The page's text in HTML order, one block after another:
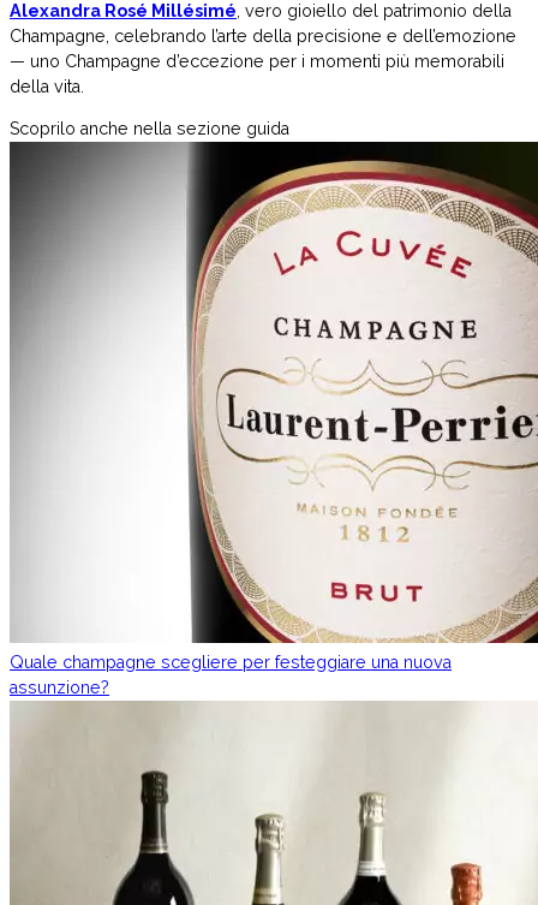
Alexandra Rosé Millésimé , vero gioiello del patrimonio della
Champagne, celebrando l’arte della precisione e dell’emozione
— uno Champagne d’eccezione per i momenti più memorabili
della vita.
Scoprilo anche nella sezione guida
Quale champagne scegliere per festeggiare una nuova
assunzione?